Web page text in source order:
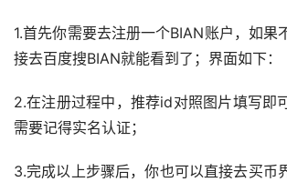
1.首先你需要去注册一个BIAN账户，如果
接去百度搜BIAN就能看到了；界面如下：
2.在注册过程中，推荐id对照图片填写即
需要记得实名认证；
3.完成以上步骤后，你也可以直接去买币